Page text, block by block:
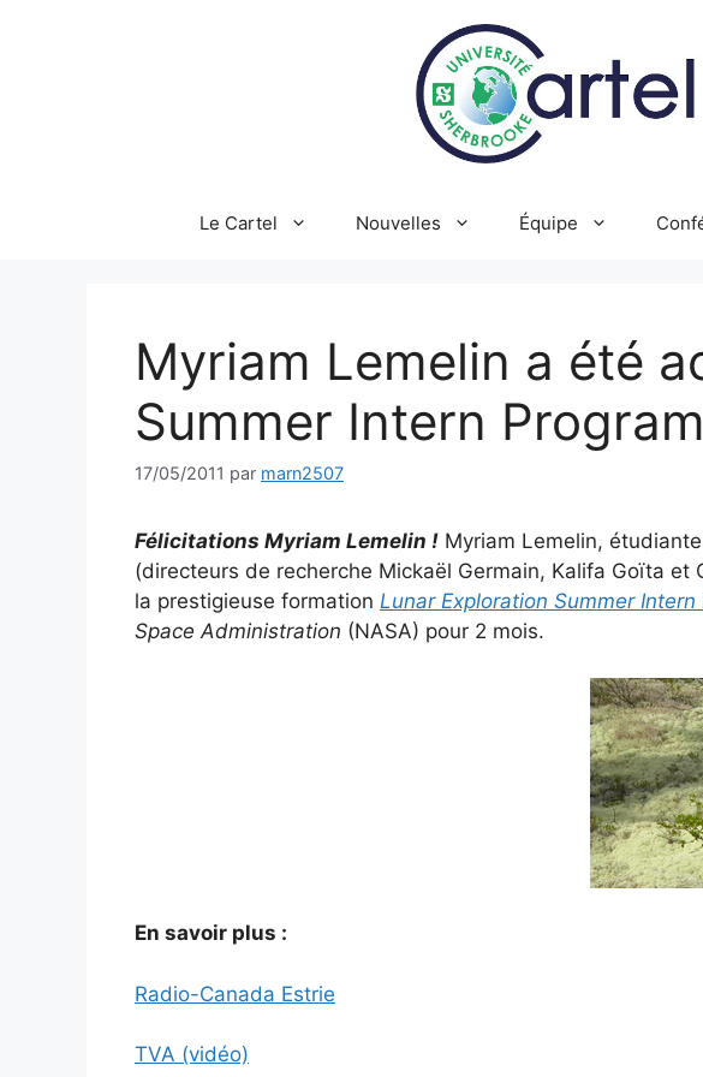
Le Cartel Nouvelles Équipe
Myriam Lemelin a été
Summer Intern Program
17/05/2011 par marn2507
Félicitations Myriam Lemelin ! Myriam Lemelin,
(directeurs de recherche Mickaël Germain, Kalifa Goïta
la prestigieuse formation Lunar Exploration Summer Intern
Space Administration (NASA) pour 2 mois.
En savoir plus :
Radio-Canada Estrie
TVA (vidéo)